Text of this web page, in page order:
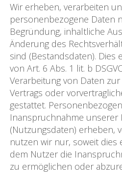
Wir erheben, verarbeiten
personenbezogene Daten
Begründung, inhaltliche
Änderung des
sind (Bestandsdaten). Dies
von Art. 6 Abs. 1 lit. b
Verarbeitung von Daten
Vertrags oder
gestattet.
Inanspruchnahme unserer
(Nutzungsdaten) erheben,
nutzen wir nur, soweit dies
dem Nutzer die
zu ermöglichen oder